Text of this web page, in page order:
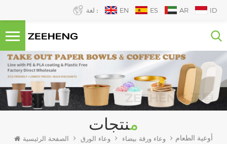
لغة : EN ES AR ID
منتجات
الصفحة الرئيسية وعاء الورق وعاء ورقة بيضاء
أوعية الطعام